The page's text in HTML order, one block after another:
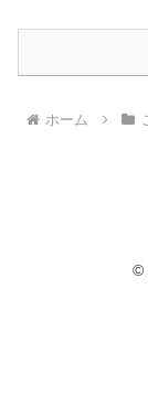
ホーム
©